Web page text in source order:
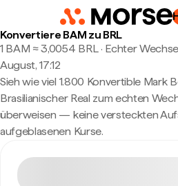
Konvertiere BAM zu BRL
1 BAM ≈ 3,0054 BRL · Echter
August, 17:12
Sieh wie viel 1.800 Konvertible Mark
Brasilianischer Real zum echten
überweisen — keine versteckten
aufgeblasenen Kurse.